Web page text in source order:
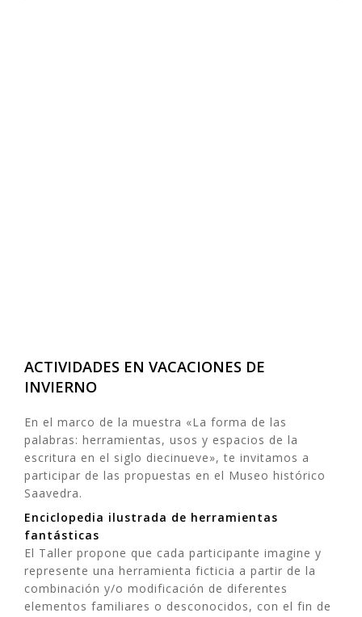
ACTIVIDADES EN VACACIONES DE
INVIERNO
En el marco de la muestra «La forma de las
palabras: herramientas, usos y espacios de la
escritura en el siglo diecinueve», te invitamos a
participar de las propuestas en el Museo histórico
Saavedra.
Enciclopedia ilustrada de herramientas
fantásticas
El Taller propone que cada participante imagine y
represente una herramienta ficticia a partir de la
combinación y/o modificación de diferentes
elementos familiares o desconocidos, con el fin de